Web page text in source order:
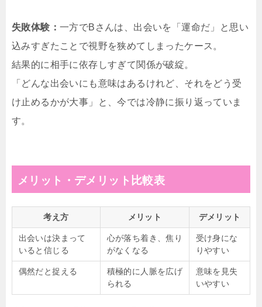
失敗体験： 一方でBさんは、出会いを「運命だ」と思い
込みすぎたことで視野を狭めてしまったケース。
結果的に相手に依存しすぎて関係が破綻。
「どんな出会いにも意味はあるけれど、それをどう受
け止めるかが大事」と、今では冷静に振り返っていま
す。
メリット・デメリット比較表
考え方 メリット デメリット
出会いは決まって
いると信じる
心が落ち着き、焦り
がなくなる
受け身にな
りやすい
偶然だと捉える
積極的に人脈を広げ
られる
意味を見失
いやすい